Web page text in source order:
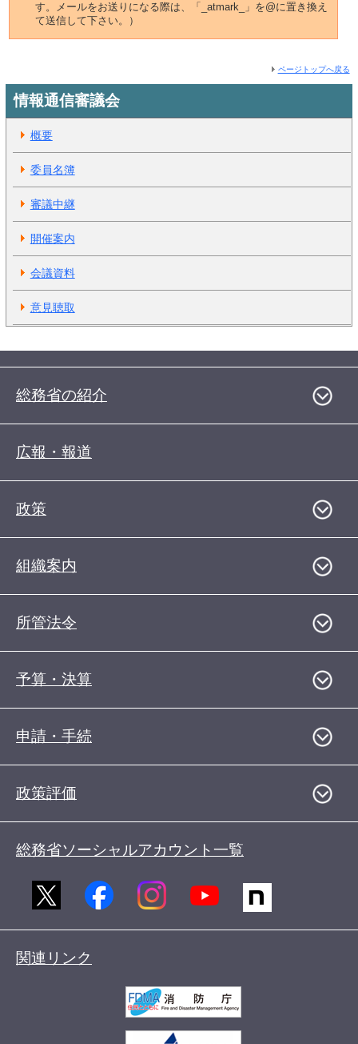
す。メールをお送りになる際は、「_atmark_」を@に置き換え
て送信して下さい。）
ページトップへ戻る
情報通信審議会
概要
委員名簿
審議中継
開催案内
会議資料
意見聴取
総務省の紹介
広報・報道
政策
組織案内
所管法令
予算・決算
申請・手続
政策評価
総務省ソーシャルアカウント一覧
関連リンク